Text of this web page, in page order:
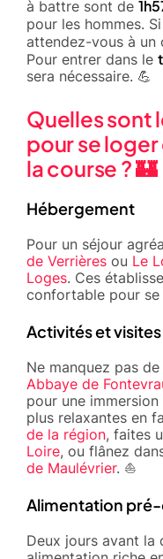
à battre sont de
pour les hommes.
attendez-vous à un
Pour entrer dans le
sera nécessaire. 💪
Quelles sont
pour se
la course ? 🏰
Hébergement
Pour un séjour
de Verrières ou ​Le
Loges. Ces
confortable pour se
Activités et visites
Ne manquez pas
Abbaye de
pour une
plus relaxantes en
de la région, faites
Loire, ou flânez
de Maulévrier. ⛵
Alimentation
Deux jours avant la